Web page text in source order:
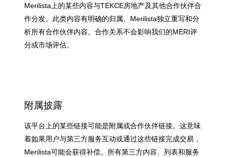
Merilista上的某些内容与TEKCE房地产及其他合作伙伴合
作分发。此类内容有明确的归属。Merilista独立重写和分
析所有合作伙伴内容。合作关系不会影响我们的MERI评
分或市场评估。
附属披露
该平台上的某些链接可能是附属或合作伙伴链接。这意味
着如果用户与第三方服务互动或通过这些链接完成交易，
Merilista可能会获得补偿。所有第三方内容、列表和服务